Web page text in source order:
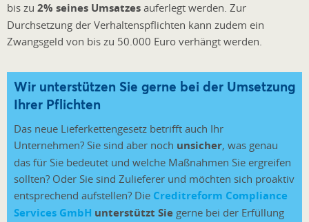
bis zu 2% seines Umsatzes auferlegt werden. Zur
Durchsetzung der Verhaltenspflichten kann zudem ein
Zwangsgeld von bis zu 50.000 Euro verhängt werden.
Wir unterstützen Sie gerne bei der Umsetzung
Ihrer Pflichten
Das neue Lieferkettengesetz betrifft auch Ihr
Unternehmen? Sie sind aber noch unsicher, was genau
das für Sie bedeutet und welche Maßnahmen Sie ergreifen
sollten? Oder Sie sind Zulieferer und möchten sich proaktiv
entsprechend aufstellen? Die Creditreform Compliance
Services GmbH unterstützt Sie gerne bei der Erfüllung